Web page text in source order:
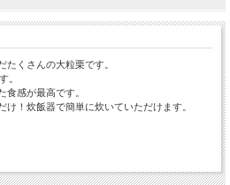
たくさんの大粒栗です。
。
食感が最高です。
！炊飯器で簡単に炊いていただけます。